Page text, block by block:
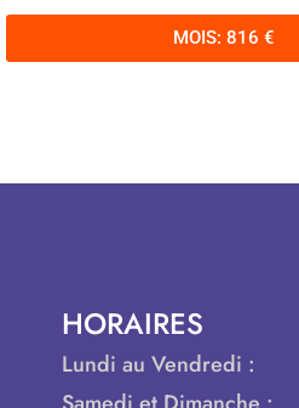
MOIS: 816 €
HORAIRES
Lundi au Vendredi :